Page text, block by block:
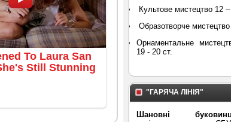
Культове мистецтво 12 –
Образотворче
Орнаментальне
19 - 20 ст.
"ГАРЯЧА ЛІНІЯ"
Шановні